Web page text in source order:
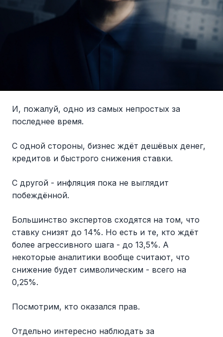
И, пожалуй, одно из самых непростых за
последнее время.
С одной стороны, бизнес ждёт дешёвых денег,
кредитов и быстрого снижения ставки.
С другой - инфляция пока не выглядит
побеждённой.
Большинство экспертов сходятся на том, что
ставку снизят до 14%. Но есть и те, кто ждёт
более агрессивного шага - до 13,5%. А
некоторые аналитики вообще считают, что
снижение будет символическим - всего на
0,25%.
Посмотрим, кто оказался прав.
Отдельно интересно наблюдать за